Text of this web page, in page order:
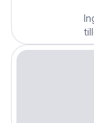
Bus Station